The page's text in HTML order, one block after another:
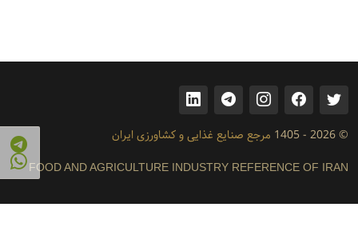
© 2026 - 1405 مرجع صنایع غذایی و کشاورزی ایران
FOOD AND AGRICULTURE INDUSTRY REFERENCE OF IRAN